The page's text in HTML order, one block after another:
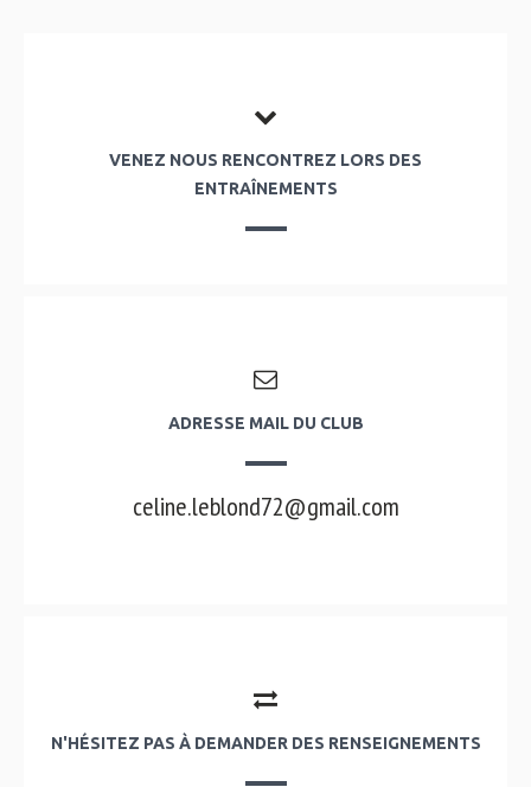
VENEZ NOUS RENCONTREZ LORS DES
ENTRAÎNEMENTS
ADRESSE MAIL DU CLUB
celine.leblond72@gmail.com
N'HÉSITEZ PAS À DEMANDER DES RENSEIGNEMENTS